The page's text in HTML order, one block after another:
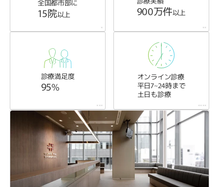
全国都市部に
15院以上
*
900万件以上
**
診療満足度
95%
***
オンライン診療
平日7~24時まで
土日も診療
****